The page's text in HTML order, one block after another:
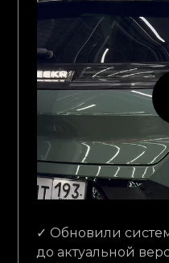
✓ Обновили
до актуальной